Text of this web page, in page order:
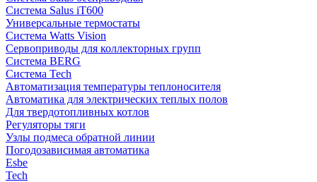
Система Salus iT600
Универсальные термостаты
Система Watts Vision
Сервоприводы для коллекторных групп
Система BERG
Система Tech
Автоматизация температуры теплоносителя
Автоматика для электрических теплых полов
Для твердотопливных котлов
Регуляторы тяги
Узлы подмеса обратной линии
Погодозависимая автоматика
Esbe
Tech